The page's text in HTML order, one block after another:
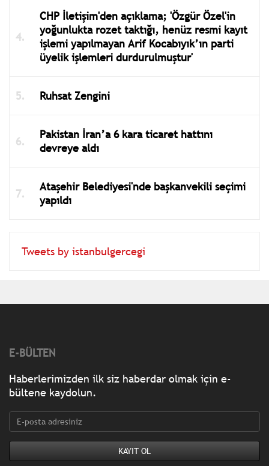
CHP İletişim'den açıklama; 'Özgür Özel'in
yoğunlukta rozet taktığı, henüz resmi kayıt
işlemi yapılmayan Arif Kocabıyık’ın parti
üyelik işlemleri durdurulmuştur'
Ruhsat Zengini
Pakistan İran’a 6 kara ticaret hattını
devreye aldı
Ataşehir Belediyesi'nde başkanvekili seçimi
yapıldı
Tweets by istanbulgercegi
E-BÜLTEN
Haberlerimizden ilk siz haberdar olmak için e-
bültene kaydolun.